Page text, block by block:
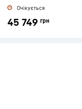
Очікується
45 749 грн